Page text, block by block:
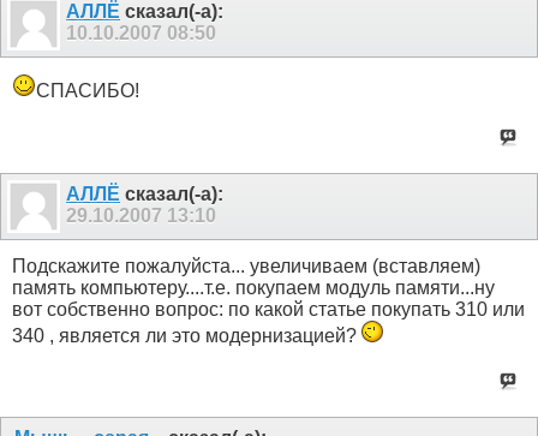
АЛЛЁ сказал(-а):
10.10.2007 08:50
СПАСИБО!
АЛЛЁ сказал(-а):
29.10.2007 13:10
Подскажите пожалуйста... увеличиваем (вставляем)
память компьютеру....т.е. покупаем модуль памяти...ну
вот собственно вопрос: по какой статье покупать 310 или
340 , является ли это модернизацией?